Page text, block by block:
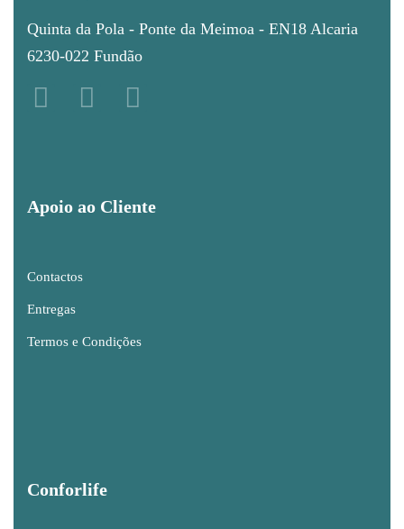
Quinta da Pola - Ponte da Meimoa - EN18 Alcaria
6230-022 Fundão
Apoio ao Cliente
Contactos
Entregas
Termos e Condições
Conforlife